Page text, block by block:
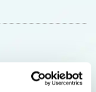
acties en tips